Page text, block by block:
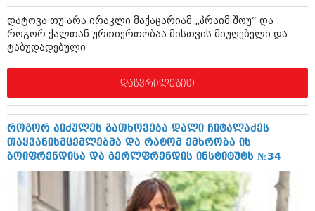
ქალი და მამაკაცი
ისტორია
სხვადასხვა
ანონსი
არქივი
აგვისტო 2018 (162)
ივლისი 2018 (223)
ივნისი 2018 (244)
მაისი 2018 (211)
სხვადასხვა
ანონსი
ნოემბერი 2020 (103)
ოქტომბერი 2020 (209)
სექტემბერი 2020 (204)
აგვისტო 2020 (249)
ივლისი 2020 (204)
არქივის ზომის ნახვა
დატოვა თუ არა ირაკლი მაქაცარიამ „პრაიმ შოუ“ და
როგორ ქალთან ურთიერთობაა მისთვის მიუღებელი და
ტაბუდადებული
დაწვრილებით
როგორ აიძულეს გათხოვება დალი ჩიტალაძეს
თაყვანისმცემლებმა და რატომ ემხრობა ის
ბოიფრენდისა და გერლფრენდის ინსტიტუტს №34